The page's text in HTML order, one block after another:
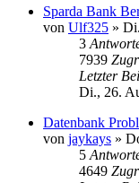
Sparda Bank
von Ulf325 »
3
7939
Letzter
Di., 26.
Datenbank
von jaykays »
5
4649